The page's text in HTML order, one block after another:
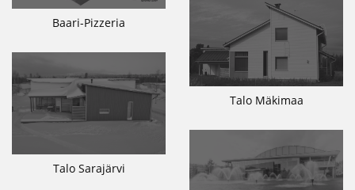
Baari-Pizzeria
Talo Mäkimaa
Talo Sarajärvi